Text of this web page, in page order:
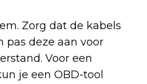
Zorg dat de kabels
pas deze aan voor
Voor een
je een OBD-tool